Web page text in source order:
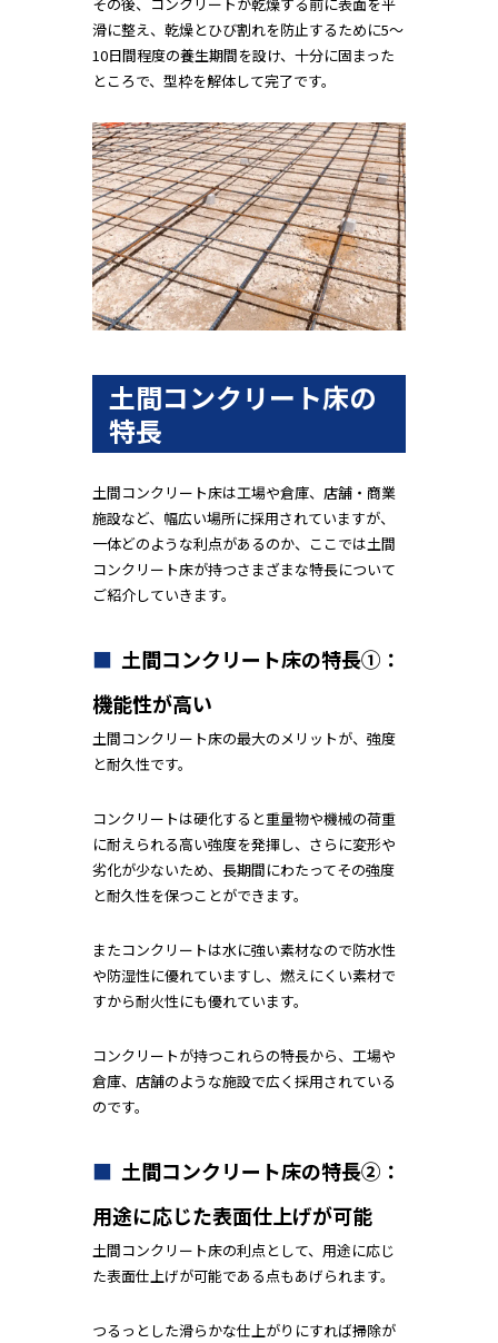
滑に整え、乾燥とひび割れを防止するために5〜
10日間程度の養生期間を設け、十分に固まった
ところで、型枠を解体して完了です。
土間コンクリート床の
特長
土間コンクリート床は工場や倉庫、店舗・商業
施設など、幅広い場所に採用されていますが、
一体どのような利点があるのか、ここでは土間
コンクリート床が持つさまざまな特長について
ご紹介していきます。
土間コンクリート床の特長①：
機能性が高い
土間コンクリート床の最大のメリットが、強度
と耐久性です。
コンクリートは硬化すると重量物や機械の荷重
に耐えられる高い強度を発揮し、さらに変形や
劣化が少ないため、長期間にわたってその強度
と耐久性を保つことができます。
またコンクリートは水に強い素材なので防水性
や防湿性に優れていますし、燃えにくい素材で
すから耐火性にも優れています。
コンクリートが持つこれらの特長から、工場や
倉庫、店舗のような施設で広く採用されている
のです。
土間コンクリート床の特長②：
用途に応じた表面仕上げが可能
土間コンクリート床の利点として、用途に応じ
た表面仕上げが可能である点もあげられます。
つるっとした滑らかな仕上がりにすれば掃除が